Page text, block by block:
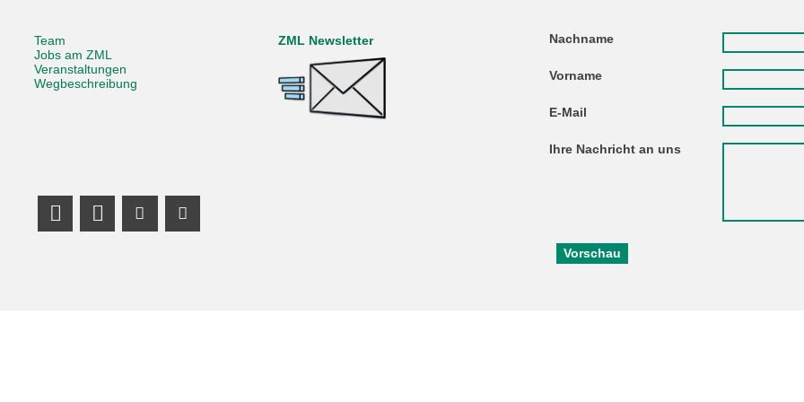
Team
Jobs am ZML
Veranstaltungen
Wegbeschreibung
ZML Newsletter
LinkedIn Profile
Mastodon
Youtube Channel
Youtube Channel
Nachname
Vorname
E-Mail
Ihre Nachricht an uns